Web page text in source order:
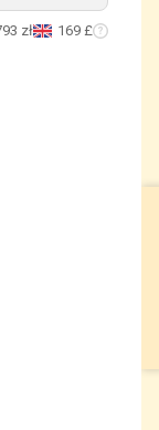
zł 169 £